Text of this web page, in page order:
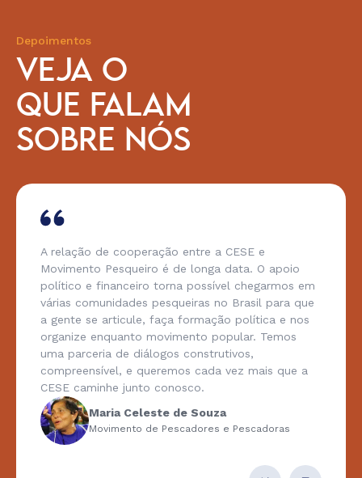
Depoimentos
VEJA O
QUE FALAM
SOBRE NÓS
A relação de cooperação entre a CESE e
Movimento Pesqueiro é de longa data. O apoio
político e financeiro torna possível chegarmos em
várias comunidades pesqueiras no Brasil para que
a gente se articule, faça formação política e nos
organize enquanto movimento popular. Temos
uma parceria de diálogos construtivos,
compreensível, e queremos cada vez mais que a
CESE caminhe junto conosco.
Maria Celeste de Souza
Movimento de Pescadores e Pescadoras